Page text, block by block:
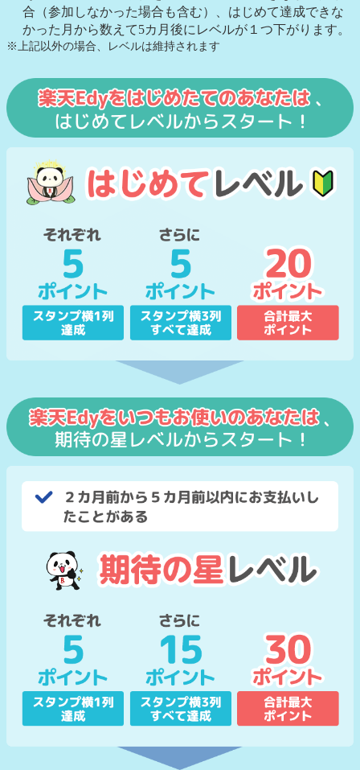
合（参加しなかった場合も含む）、はじめて達成できな
かった月から数えて5カ月後にレベルが１つ下がります。
※上記以外の場合、レベルは維持されます